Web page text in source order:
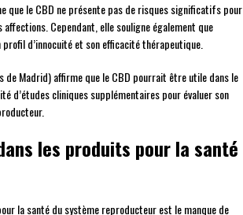
que le CBD ne présente pas de risques significatifs pour
Cependant, elle souligne également que
d’innocuité et son efficacité thérapeutique.
de Madrid) affirme que le CBD pourrait être utile dans le
d’études cliniques supplémentaires pour évaluer son
les produits pour la santé
la santé du système reproducteur est le manque de